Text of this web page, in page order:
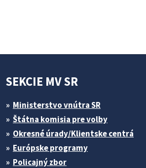
SEKCIE MV SR
Ministerstvo vnútra SR
Štátna komisia pre volby
Okresné úrady/Klientske centrá
Európske programy
Policajný zbor